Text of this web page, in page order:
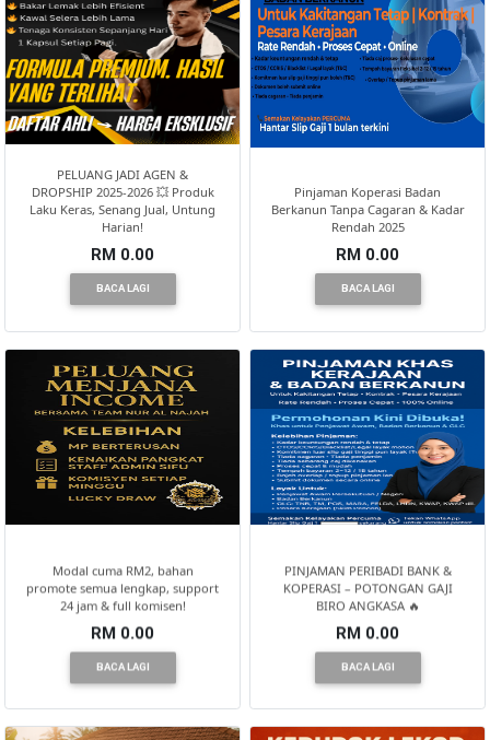
PELUANG JADI AGEN &
DROPSHIP 2025-2026 💥 Produk
Laku Keras, Senang Jual, Untung
Harian!
RM 0.00
BACA LAGI
Pinjaman Koperasi Badan
Berkanun Tanpa Cagaran & Kadar
Rendah 2025
RM 0.00
BACA LAGI
Modal cuma RM2, bahan
promote semua lengkap, support
24 jam & full komisen!
RM 0.00
BACA LAGI
PINJAMAN PERIBADI BANK &
KOPERASI – POTONGAN GAJI
BIRO ANGKASA 🔥
RM 0.00
BACA LAGI